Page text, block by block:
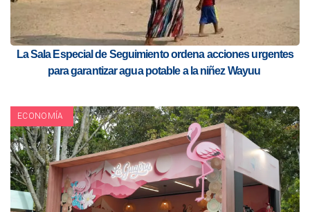
La Sala Especial de Seguimiento ordena acciones urgentes
para garantizar agua potable a la niñez Wayuu
ECONOMÍA